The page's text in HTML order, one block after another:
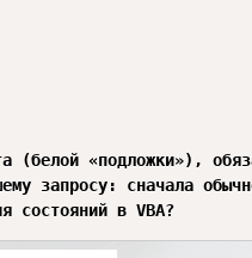
(белой «подложки»),
запросу: сначала